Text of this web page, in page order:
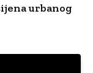
urbanog